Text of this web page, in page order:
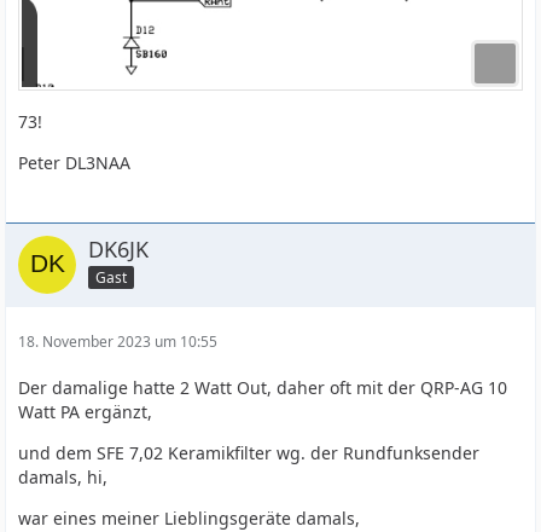
73!
Peter DL3NAA
DK6JK
Gast
18. November 2023 um 10:55
Der damalige hatte 2 Watt Out, daher oft mit der QRP-AG 10
Watt PA ergänzt,
und dem SFE 7,02 Keramikfilter wg. der Rundfunksender
damals, hi,
war eines meiner Lieblingsgeräte damals,